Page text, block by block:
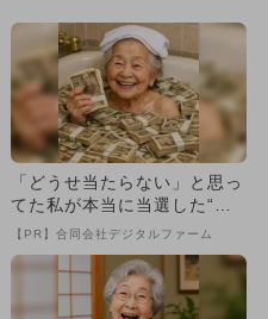
「どうせ当たらない」と思っ
てた私が本当に当選した“買
い方”がこれ
【PR】合同会社デジタルファーム